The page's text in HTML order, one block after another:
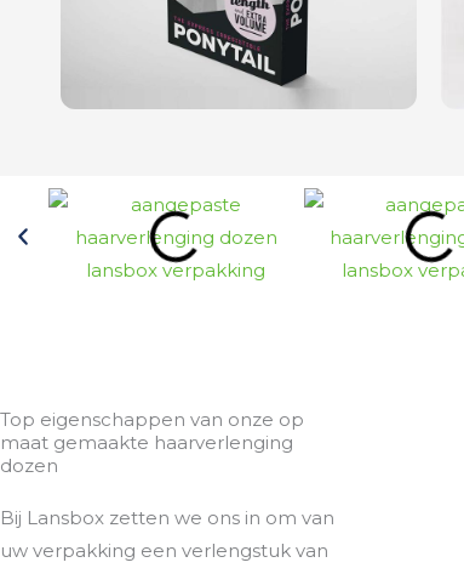
Top eigenschappen van onze op
maat gemaakte haarverlenging
dozen
Bij Lansbox zetten we ons in om van
uw verpakking een verlengstuk van